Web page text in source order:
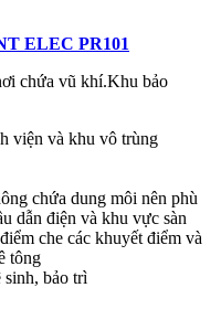
ELEC PR101
chứa vũ khí.Khu bảo
viện và khu vô trùng
chứa dung môi nên phù
dẫn điện và khu vực sàn
che các khuyết điểm và
tông
sinh, bảo trì